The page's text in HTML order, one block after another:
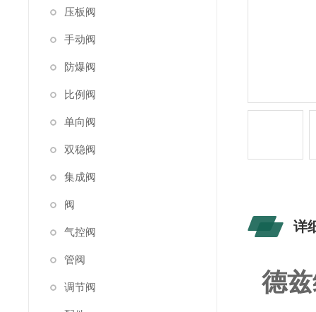
压板阀
手动阀
防爆阀
比例阀
单向阀
双稳阀
集成阀
阀
气控阀
管阀
调节阀
详
德